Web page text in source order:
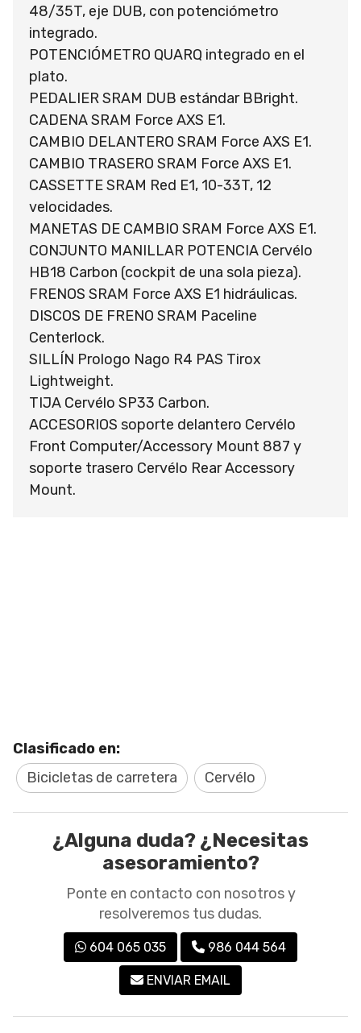
48/35T, eje DUB, con potenciómetro
integrado.
POTENCIÓMETRO QUARQ integrado en el
plato.
PEDALIER SRAM DUB estándar BBright.
CADENA SRAM Force AXS E1.
CAMBIO DELANTERO SRAM Force AXS E1.
CAMBIO TRASERO SRAM Force AXS E1.
CASSETTE SRAM Red E1, 10-33T, 12
velocidades.
MANETAS DE CAMBIO SRAM Force AXS E1.
CONJUNTO MANILLAR POTENCIA Cervélo
HB18 Carbon (cockpit de una sola pieza).
FRENOS SRAM Force AXS E1 hidráulicas.
DISCOS DE FRENO SRAM Paceline
Centerlock.
SILLÍN Prologo Nago R4 PAS Tirox
Lightweight.
TIJA Cervélo SP33 Carbon.
ACCESORIOS soporte delantero Cervélo
Front Computer/Accessory Mount 887 y
soporte trasero Cervélo Rear Accessory
Mount.
Clasificado en:
Bicicletas de carretera
Cervélo
¿Alguna duda? ¿Necesitas
asesoramiento?
Ponte en contacto con nosotros y
resolveremos tus dudas.
604 065 035 986 044 564
ENVIAR EMAIL